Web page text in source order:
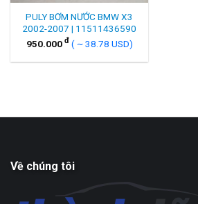
PULY BƠM NƯỚC BMW X3
2002-2007 | 11511436590
950.000 đ ( ~ 38.78 USD)
Về chúng tôi